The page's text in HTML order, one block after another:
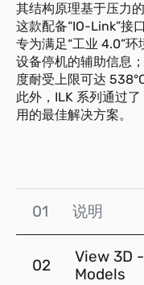
其结构原理基于压力的
这款配备“IO-Link”接
专为满足“工业 4.0”
设备停机的辅助信息
度耐受上限可达
此外，ILK 系列通过
用的最佳解决方案。
01 说明
02
View 3D
Models